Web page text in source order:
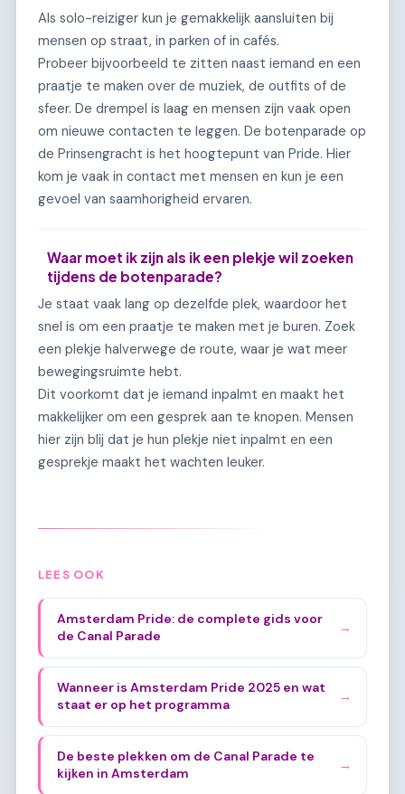
Als solo-reiziger kun je gemakkelijk aansluiten bij
mensen op straat, in parken of in cafés.
Probeer bijvoorbeeld te zitten naast iemand en een
praatje te maken over de muziek, de outfits of de
sfeer. De drempel is laag en mensen zijn vaak open
om nieuwe contacten te leggen. De botenparade op
de Prinsengracht is het hoogtepunt van Pride. Hier
kom je vaak in contact met mensen en kun je een
gevoel van saamhorigheid ervaren.
Waar moet ik zijn als ik een plekje wil zoeken
tijdens de botenparade?
Je staat vaak lang op dezelfde plek, waardoor het
snel is om een praatje te maken met je buren. Zoek
een plekje halverwege de route, waar je wat meer
bewegingsruimte hebt.
Dit voorkomt dat je iemand inpalmt en maakt het
makkelijker om een gesprek aan te knopen. Mensen
hier zijn blij dat je hun plekje niet inpalmt en een
gesprekje maakt het wachten leuker.
LEES OOK
Amsterdam Pride: de complete gids voor
de Canal Parade
→
Wanneer is Amsterdam Pride 2025 en wat
staat er op het programma
→
De beste plekken om de Canal Parade te
kijken in Amsterdam
→